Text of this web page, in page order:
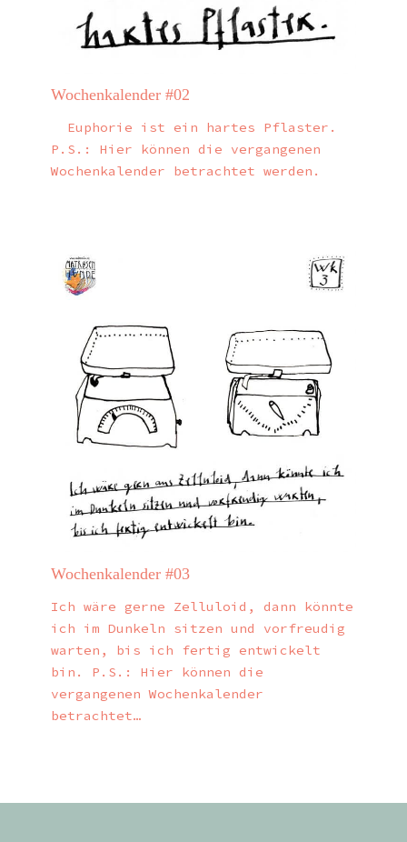
Wochenkalender #02
Euphorie ist ein hartes Pflaster.
P.S.: Hier können die vergangenen
Wochenkalender betrachtet werden.
Wochenkalender #03
Ich wäre gerne Zelluloid, dann könnte
ich im Dunkeln sitzen und vorfreudig
warten, bis ich fertig entwickelt
bin. P.S.: Hier können die
vergangenen Wochenkalender
betrachtet…